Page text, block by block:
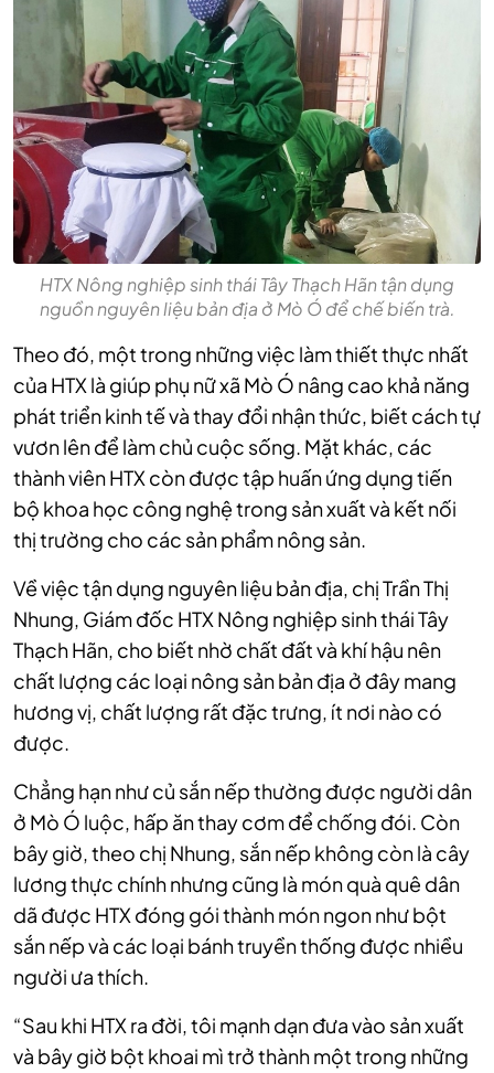
HTX Nông nghiệp sinh thái Tây Thạch Hãn tận dụng
nguồn nguyên liệu bản địa ở Mò Ó để chế biến trà.
Theo đó, một trong những việc làm thiết thực nhất
của HTX là giúp phụ nữ xã Mò Ó nâng cao khả năng
phát triển kinh tế và thay đổi nhận thức, biết cách tự
vươn lên để làm chủ cuộc sống. Mặt khác, các
thành viên HTX còn được tập huấn ứng dụng tiến
bộ khoa học công nghệ trong sản xuất và kết nối
thị trường cho các sản phẩm nông sản.
Về việc tận dụng nguyên liệu bản địa, chị Trần Thị
Nhung, Giám đốc HTX Nông nghiệp sinh thái Tây
Thạch Hãn, cho biết nhờ chất đất và khí hậu nên
chất lượng các loại nông sản bản địa ở đây mang
hương vị, chất lượng rất đặc trưng, ít nơi nào có
được.
Chẳng hạn như củ sắn nếp thường được người dân
ở Mò Ó luộc, hấp ăn thay cơm để chống đói. Còn
bây giờ, theo chị Nhung, sắn nếp không còn là cây
lương thực chính nhưng cũng là món quà quê dân
dã được HTX đóng gói thành món ngon như bột
sắn nếp và các loại bánh truyền thống được nhiều
người ưa thích.
“Sau khi HTX ra đời, tôi mạnh dạn đưa vào sản xuất
và bây giờ bột khoai mì trở thành một trong những